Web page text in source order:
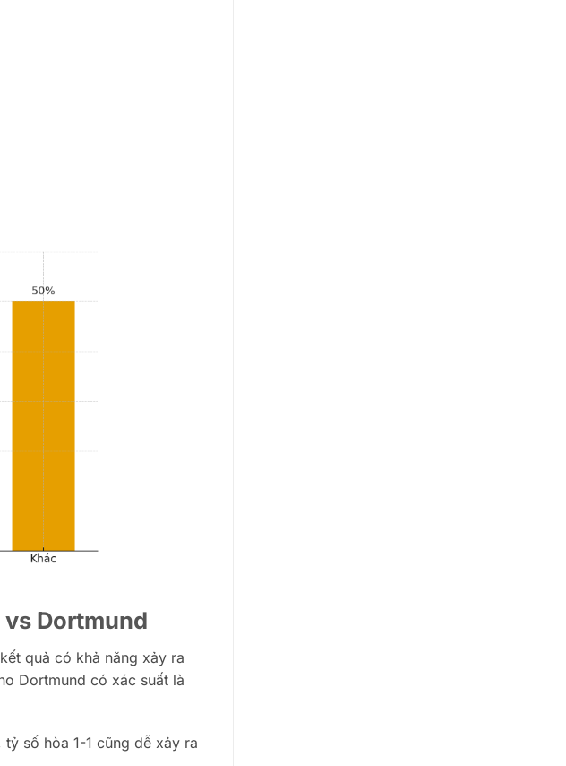
Dortmund
quả có khả năng xảy ra
Dortmund có xác suất là
số hòa 1-1 cũng dễ xảy ra